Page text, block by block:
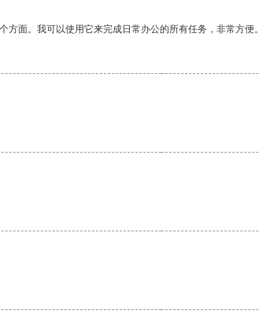
面。我可以使用它来完成日常办公的所有任务，非常方便。